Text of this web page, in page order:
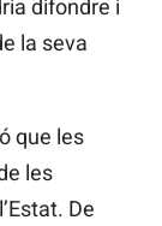
difondre i
la seva
que les
les
De